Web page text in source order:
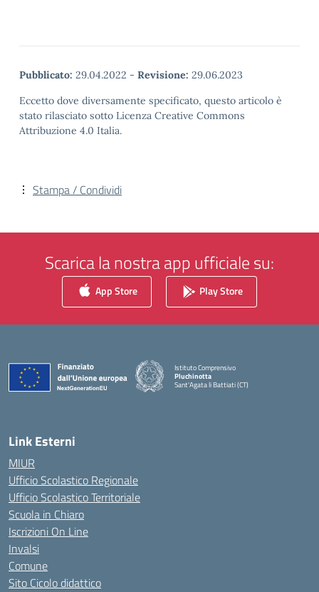
Pubblicato: 29.04.2022 - Revisione: 29.06.2023
Eccetto dove diversamente specificato, questo articolo è
stato rilasciato sotto Licenza Creative Commons
Attribuzione 4.0 Italia.
Stampa / Condividi
Scarica la nostra app ufficiale su:
App Store Play Store
Istituto Comprensivo
Pluchinotta
Sant'Agata li Battiati (CT)
— Visita la pagina iniziale della scuola
Link Esterni
MIUR
Ufficio Scolastico Regionale
Ufficio Scolastico Territoriale
Scuola in Chiaro
Iscrizioni On Line
Invalsi
Comune
Sito Cicolo didattico